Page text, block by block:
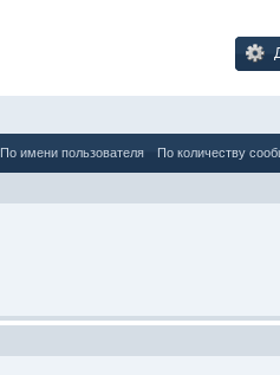
По имени пользователя По количеству